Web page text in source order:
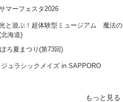
マーフェスタ2026
と遊ぶ！超体験型ミュージアム 魔法の
海道)
ろ夏まつり(第73回)
ュラシックメイズ in SAPPORO
もっと見る